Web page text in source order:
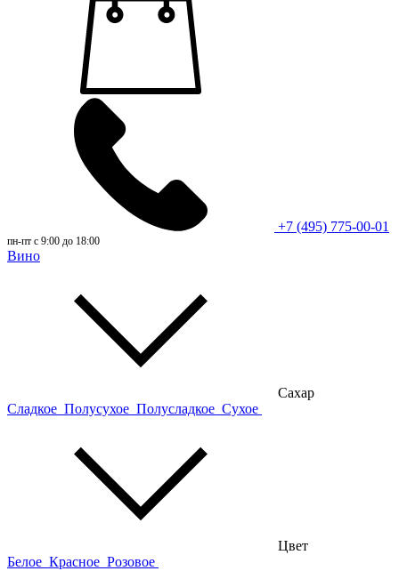
+7 (495) 775-00-01
пн-пт с 9:00 до 18:00
Вино
Сахар
Сладкое Полусухое Полусладкое Сухое
Цвет
Белое Красное Розовое